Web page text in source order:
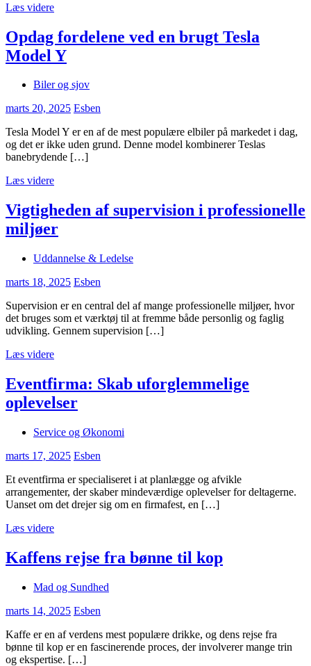
Læs videre
Opdag fordelene ved en brugt Tesla
Model Y
Biler og sjov
marts 20, 2025 Esben
Tesla Model Y er en af de mest populære elbiler på markedet i dag,
og det er ikke uden grund. Denne model kombinerer Teslas
banebrydende […]
Læs videre
Vigtigheden af supervision i professionelle
miljøer
Uddannelse & Ledelse
marts 18, 2025 Esben
Supervision er en central del af mange professionelle miljøer, hvor
det bruges som et værktøj til at fremme både personlig og faglig
udvikling. Gennem supervision […]
Læs videre
Eventfirma: Skab uforglemmelige
oplevelser
Service og Økonomi
marts 17, 2025 Esben
Et eventfirma er specialiseret i at planlægge og afvikle
arrangementer, der skaber mindeværdige oplevelser for deltagerne.
Uanset om det drejer sig om en firmafest, en […]
Læs videre
Kaffens rejse fra bønne til kop
Mad og Sundhed
marts 14, 2025 Esben
Kaffe er en af verdens mest populære drikke, og dens rejse fra
bønne til kop er en fascinerende proces, der involverer mange trin
og ekspertise. […]